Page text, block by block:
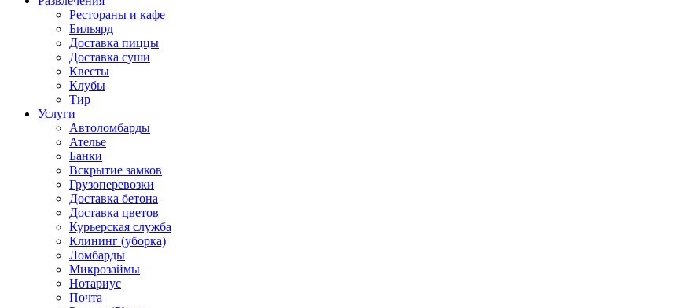
Рестораны и кафе
Бильярд
Доставка пиццы
Доставка суши
Квесты
Клубы
Тир
Услуги
Автоломбарды
Ателье
Банки
Вскрытие замков
Грузоперевозки
Доставка бетона
Доставка цветов
Курьерская служба
Клининг (уборка)
Ломбарды
Микрозаймы
Нотариус
Почта